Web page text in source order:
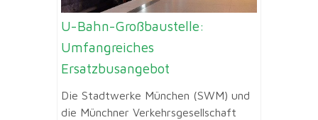
U-Bahn-Großbaustelle:
Umfangreiches
Ersatzbusangebot
Die Stadtwerke München (SWM) und
die Münchner Verkehrsgesellschaft